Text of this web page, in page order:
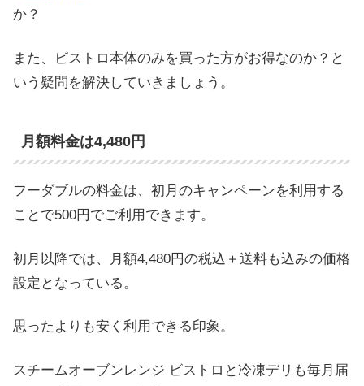
か？
また、ビストロ本体のみを買った方がお得なのか？と
いう疑問を解決していきましょう。
月額料金は4,480円
フーダブルの料金は、初月のキャンペーンを利用する
ことで500円でご利用できます。
初月以降では、月額4,480円の税込＋送料も込みの価格
設定となっている。
思ったよりも安く利用できる印象。
スチームオーブンレンジ ビストロと冷凍デリも毎月届